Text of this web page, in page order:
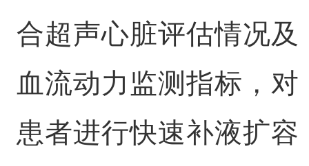
合超声心脏评估情况及
血流动力监测指标，对
患者进行快速补液扩容